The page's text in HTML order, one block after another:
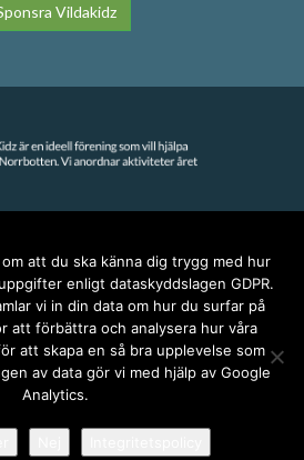
Vildakidz
076-7755068
SOCIALA MEDIER
att du ska känna dig trygg med hur
enligt dataskyddslagen GDPR.
vi in din data om hur du surfar på
att förbättra och analysera hur våra
att skapa en så bra upplevelse som
av data gör vi med hjälp av Google
Analytics.